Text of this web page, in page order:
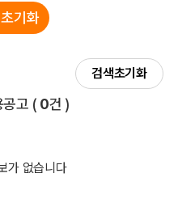
기화
검색초기화
공고 전체 목록
( 0건 )
가 없습니다